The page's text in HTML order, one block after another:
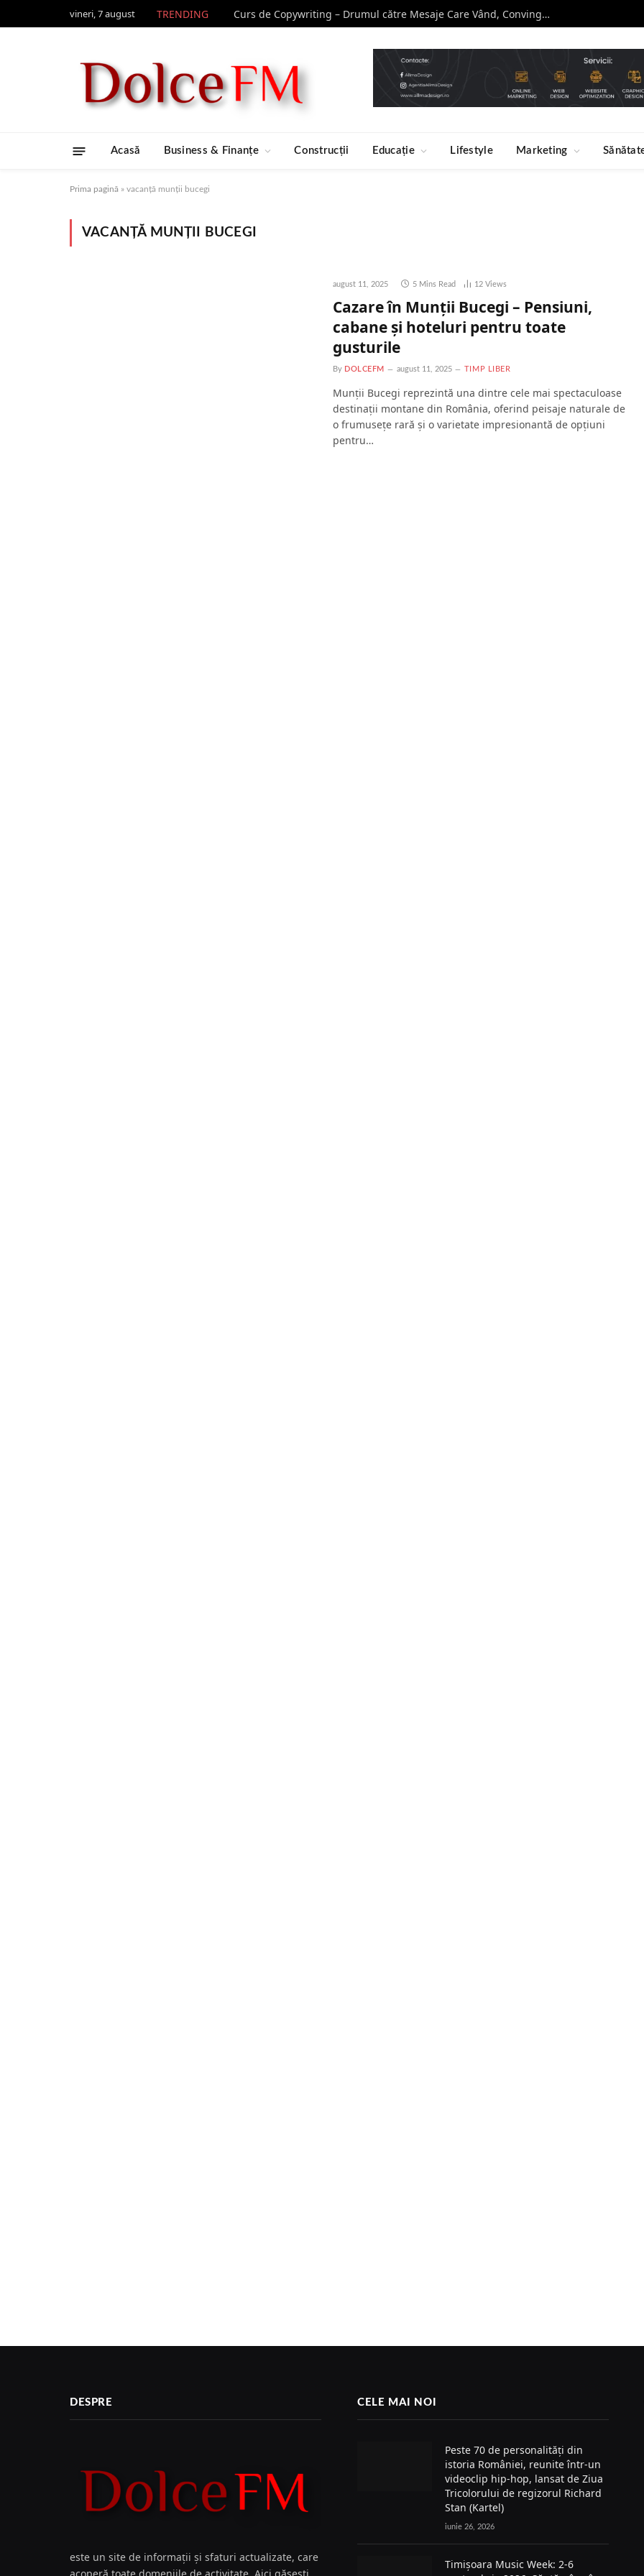
vineri, 7 august TRENDING Curs de Copywriting – Drumul către Mesaje Care Vând, Conving și Construiesc Branduri Puternice
Acasă Business & Finanțe Construcții Educație Lifestyle Marketing
Prima pagină » vacanță munții bucegi
VACANȚĂ MUNȚII BUCEGI
august 11, 2025 5 Mins Read 12 Views
Cazare în Munții Bucegi – Pensiuni,
cabane și hoteluri pentru toate
gusturile
By DOLCEFM august 11, 2025 TIMP LIBER
Munții Bucegi reprezintă una dintre cele mai spectaculoase
destinații montane din România, oferind peisaje naturale de
o frumusețe rară și o varietate impresionantă de opțiuni
pentru…
DESPRE
este un site de informații și sfaturi actualizate, care
acoperă toate domeniile de activitate. Aici găsești
CELE MAI NOI
Peste 70 de personalități din
istoria României, reunite într-un
videoclip hip-hop, lansat de Ziua
Tricolorului de regizorul Richard
Stan (Kartel)
iunie 26, 2026
Timișoara Music Week: 2-6